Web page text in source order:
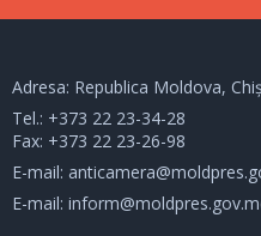
Adresa: Republica Moldova,
Tel.: +373 22 23-34-28
Fax: +373 22 23-26-98
E-mail:
E-mail: